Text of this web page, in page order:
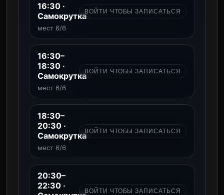
16:30 ·
Самокрутка
мест 6/6
ВОЙТИ ЧТОБЫ ЗАПИСАТЬСЯ
16:30–
18:30 ·
Самокрутка
мест 6/6
ВОЙТИ ЧТОБЫ ЗАПИСАТЬСЯ
18:30–
20:30 ·
Самокрутка
мест 6/6
ВОЙТИ ЧТОБЫ ЗАПИСАТЬСЯ
20:30–
22:30 ·
ВОЙТИ ЧТОБЫ ЗАПИСАТЬСЯ